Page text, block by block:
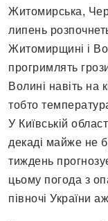
Житомирська,
липень
Житомирщині і
прогримлять
Волині навіть на
тобто
У Київській
декаді майже не
тиждень
цьому погода з
півночі України